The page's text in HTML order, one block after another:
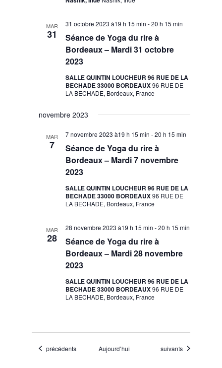
MAR
31
Séance de Yoga du rire à
Bordeaux – Mardi 31 octobre
2023
31 octobre 2023 à19 h 15 min -20 h 15 min
SALLE QUINTIN LOUCHEUR 96 RUE DE LA
BECHADE 33000 BORDEAUX96 RUE DE
LA BECHADE, Bordeaux, France
novembre 2023
MAR
7
Séance de Yoga du rire à
Bordeaux – Mardi 7 novembre
2023
7 novembre 2023 à19 h 15 min -20 h 15 min
SALLE QUINTIN LOUCHEUR 96 RUE DE LA
BECHADE 33000 BORDEAUX96 RUE DE
LA BECHADE, Bordeaux, France
MAR
28
Séance de Yoga du rire à
Bordeaux – Mardi 28 novembre
2023
28 novembre 2023 à19 h 15 min -20 h 15 min
SALLE QUINTIN LOUCHEUR 96 RUE DE LA
BECHADE 33000 BORDEAUX96 RUE DE
LA BECHADE, Bordeaux, France
Évènements
précédents Aujourd’hui Évènements
suivants